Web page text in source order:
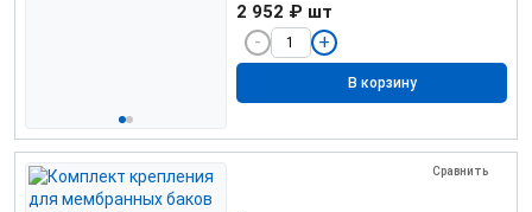
2 952 ₽ шт
В корзину
Сравнить